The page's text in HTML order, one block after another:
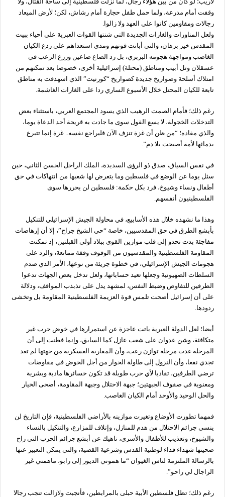
وقفت أمام مدرعة، ولما حمل طفل حجارة أمام رشاش، لكن؛ لأرض الميعاد
رجالات ومقاومين كانوا على العهد ولا زالوا.
ولعل المناورات والغارات الجديدة التي شنتها القوات العبرية على أحياء ببيت
المقدس خير برهان، والتي أبانت قوتهم ومدى استعداهم على ردع الكيان
الغاصب ومواجهة هجومه البربري، بل رد الصاع صاعين وزرع الرعب في
عسقلان وتل أبيب ومناطق (محتلة) إسرائيلية أخرى، خصوصا بعد تمكنهم من
امتلاك أسلحة وصواريخ جديدة كصواريخ “كورنيت” الذي اسهدفت به مناطق
تابعة للكيان المحتل خلال الأسبوع الساري ردا على الغارات الغاشمة.
رغم ذلك؛ فأمام الصمت الرهيب الذي يسود المجتمع العربي، باستثناء بعض
التدخلات الخجولة، لا يسع القول سوى ما جادت به قريحة أحد الدعاة يوما،
والذي مفاده؛ “من ظن أن غزة تنزف الآن فليراجع نفسه.. غزة إنما تتبرع
بدمائها لأمة أصبحت بلا دم”.
في نفس السياق، صدق ذو الرؤى السديدة، الملك الراحل الحسن الثاني، حين
سئل يوما عن الوضع في فلسطين وما يتعرض لها شعبها من انتهاكات في حق
أطفال ونساء وشيوخ، فرد بكل حكمة: فلسطين لن يحررها سوى
الفلسطينيون أنفسهم.
وهذا ما نشهده خلال هذه الأسابيع، في محاولة الجيش الإسرائيلي للتنكيل
بأبشع الطرق في حق المقدسيين، خاصة “حي الشيخ جراح”، إلا أن إرهاصات
مفاجئة بدت تحدو إلى قلب موازين القوى ببلاد أولى القبلتين، إذ تمكنت
المقاومة الفلسطينية والمقدسيون من الوقوف وقفة ممانعة، والرد على
هجومات الجيش الإسرائيلي، في خطوة جريئة من نوعها، الأمر الذي صدم
السلطات الصهيونية وجعلها تعيد حساباتها، ولعل تدخل بعض الجهات تدعوا
الطرفين للتفاوض وضبط النفس، لمشهد يدل على تذبذب المواقف، ودلالة
على أن إسرائيل أضحت تلمس قوة العزيمة الفلسطينية المقاومة بل وتخشى
ردودها.
أيضا؛ لعل الدولة العبرية باتت عاجزة عن استمرارها في خوض حرب غير
متكافئة، وشن عدوان على شعب عازل كما السابق، وإنما فطنت إلى أن
المرحلة غدت مرحلة توازن رعب، وأن المقاربة العسكرية من جهتها لم تعد
تجدي نفعا، وأن النزول إلى طاولة الحوار من أجل الخوض في مفاوضات
ترضي الطرفين، تفاديا لأي حرب طويلة قد تكون خسائرها مادية وبشرية
ومعنوية في صفوف الجبهتين؛ جبهة الاحتلال وجبهة المقاومة، أضحى الخيار
والحل الوحيد والأوحد أمام الكيان الغاصب.
فمهما تطورت الأوضاع وتغيرت موازينه بالأراضي الفلسطينية، فإن التاريخ لن
ينسى جرائم الاحتلال من هدم للمنازل، وإتلاف للمزارع، والتنكيل بالنساء
والشيوخ، وتعذيب للأطفال والأسرى، ناهيك عن أبشع جرائم الحرب التي راح
ضحيتها شهداء فداء لوطنية القدس وشرعية القضية، والتي يمكن التعبير عنها
بالرسالة الملتزمة لناس الغيوان “ما هموني الديور إلى رابو، ماهمني غير
الراجال لي راحو”.
رغم ذلك؛ تظل فلسطين الأبية حبلى بالمرابطين، فأنجبت ولازالت تنجب رجالا